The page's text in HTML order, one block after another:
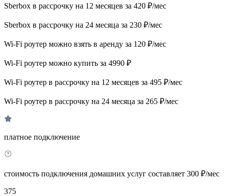
Sberbox в рассрочку на 12 месяцев за 420 ₽/мес
Sberbox в рассрочку на 24 месяца за 230 ₽/мес
Wi-Fi роутер можно взять в аренду за 120 ₽/мес
Wi-Fi роутер можно купить за 4990 ₽
Wi-Fi роутер в рассрочку на 12 месяцев за 495 ₽/мес
Wi-Fi роутер в рассрочку на 24 месяца за 265 ₽/мес
платное подключение
стоимость подключения домашних услуг составляет 300 ₽/мес
375